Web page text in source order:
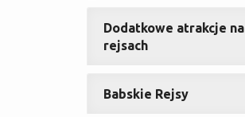
Dodatkowe atrakcje na
rejsach
Babskie Rejsy